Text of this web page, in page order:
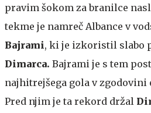
pravim šokom za branilce
tekme je namreč Albance v
Bajrami, ki je izkoristil slabo
Dimarca. Bajrami je s tem
najhitrejšega gola v
Pred njim je ta rekord držal